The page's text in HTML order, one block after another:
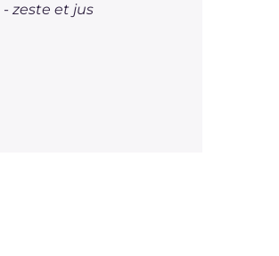
- zeste et jus